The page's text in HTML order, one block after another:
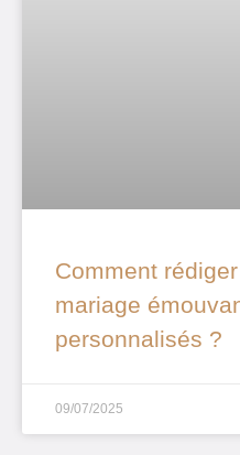
Comment
mariage
personnalisés ?
09/07/2025